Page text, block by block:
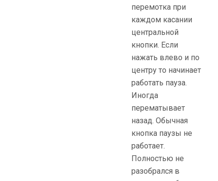
перемотка при
каждом касании
центральной
кнопки. Если
нажать влево и по
центру то начинает
работать пауза.
Иногда
перематывает
назад. Обычная
кнопка паузы не
работает.
Полностью не
разобрался в